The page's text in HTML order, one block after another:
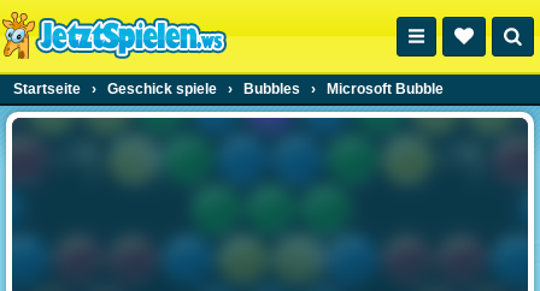
Startseite › Geschick spiele › Bubbles › Microsoft Bubble